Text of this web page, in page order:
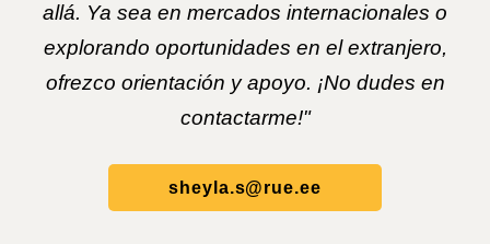
allá. Ya sea en mercados internacionales o
explorando oportunidades en el extranjero,
ofrezco orientación y apoyo. ¡No dudes en
contactarme!"
sheyla.s@rue.ee